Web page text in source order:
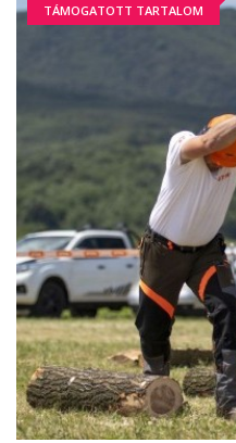
TÁMOGATOTT TARTALOM